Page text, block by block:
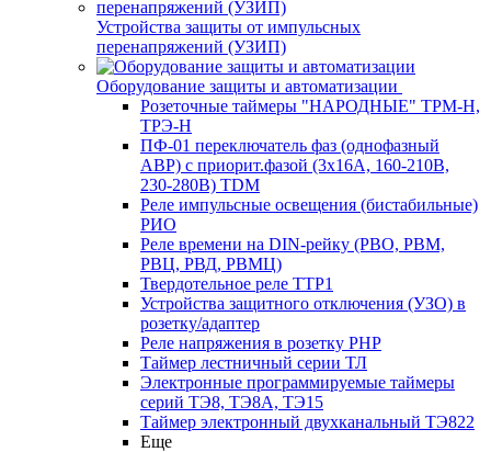
Устройства защиты от импульсных
перенапряжений (УЗИП)
Оборудование защиты и автоматизации
Розеточные таймеры "НАРОДНЫЕ" ТРМ-Н,
ТРЭ-Н
ПФ-01 переключатель фаз (однофазный
АВР) с приорит.фазой (3х16А, 160-210В,
230-280В) TDM
Реле импульсные освещения (бистабильные)
РИО
Реле времени на DIN-рейку (РВО, РВМ,
РВЦ, РВД, РВМЦ)
Твердотельное реле ТТР1
Устройства защитного отключения (УЗО) в
розетку/адаптер
Реле напряжения в розетку РНР
Таймер лестничный серии ТЛ
Электронные программируемые таймеры
серий ТЭ8, ТЭ8А, ТЭ15
Таймер электронный двухканальный ТЭ822
Еще